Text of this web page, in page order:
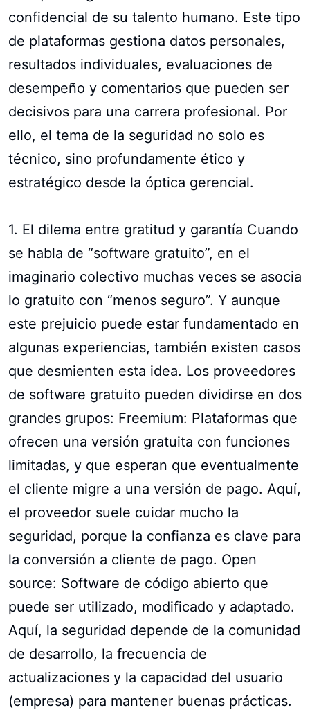
confidencial de su talento humano. Este tipo
de plataformas gestiona datos personales,
resultados individuales, evaluaciones de
desempeño y comentarios que pueden ser
decisivos para una carrera profesional. Por
ello, el tema de la seguridad no solo es
técnico, sino profundamente ético y
estratégico desde la óptica gerencial.
1. El dilema entre gratitud y garantía Cuando
se habla de “software gratuito”, en el
imaginario colectivo muchas veces se asocia
lo gratuito con “menos seguro”. Y aunque
este prejuicio puede estar fundamentado en
algunas experiencias, también existen casos
que desmienten esta idea. Los proveedores
de software gratuito pueden dividirse en dos
grandes grupos: Freemium: Plataformas que
ofrecen una versión gratuita con funciones
limitadas, y que esperan que eventualmente
el cliente migre a una versión de pago. Aquí,
el proveedor suele cuidar mucho la
seguridad, porque la confianza es clave para
la conversión a cliente de pago. Open
source: Software de código abierto que
puede ser utilizado, modificado y adaptado.
Aquí, la seguridad depende de la comunidad
de desarrollo, la frecuencia de
actualizaciones y la capacidad del usuario
(empresa) para mantener buenas prácticas.